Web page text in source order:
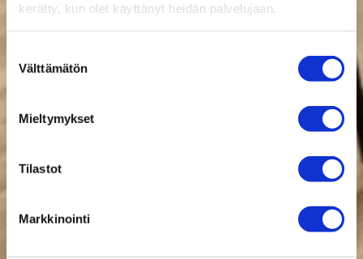
kerätty, kun olet käyttänyt heidän palvelujaan.
valinta
Välttämätön
Mieltymykset
Tilastot
Markkinointi